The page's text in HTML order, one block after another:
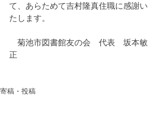
て、あらためて吉村隆真住職に感謝い
たします。
菊池市図書館友の会　代表　坂本敏
正
寄稿・投稿